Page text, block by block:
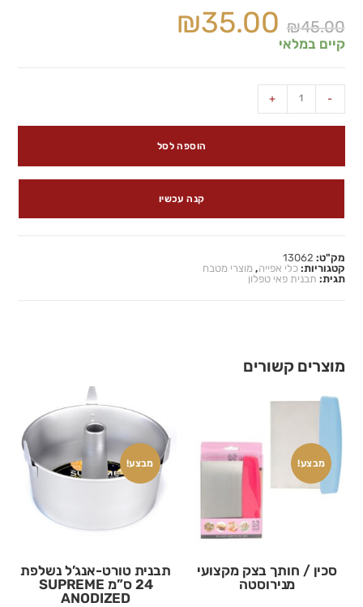
₪45.00
₪35.00
קיים במלאי
-
+
הוספה לסל
קנה עכשיו
מק"ט: 13062
קטגוריות:כלי אפייה, מוצרי מטבח
תגית: תבנית פאי טפלון
מוצרים קשורים
מבצע!
סכין / חותך בצק מקצועי
מנירוסטה
מבצע!
תבנית טורט-אנג’ל נשלפת
24 ס”מ SUPREME
ANODIZED